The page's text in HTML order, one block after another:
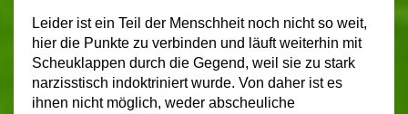
Leider ist ein Teil der Menschheit noch nicht so weit,
hier die Punkte zu verbinden und läuft weiterhin mit
Scheuklappen durch die Gegend, weil sie zu stark
narzisstisch indoktriniert wurde. Von daher ist es
ihnen nicht möglich, weder abscheuliche